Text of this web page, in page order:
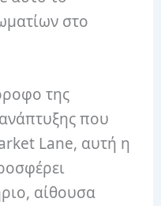
στο
της
που
Lane, αυτή η
αίθουσα